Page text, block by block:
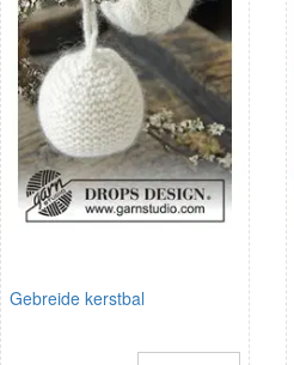
Gebreide kerstbal